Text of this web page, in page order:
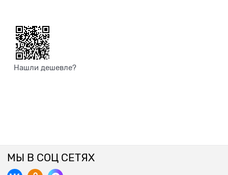
Нашли дешевле?
МЫ В СОЦ СЕТЯХ